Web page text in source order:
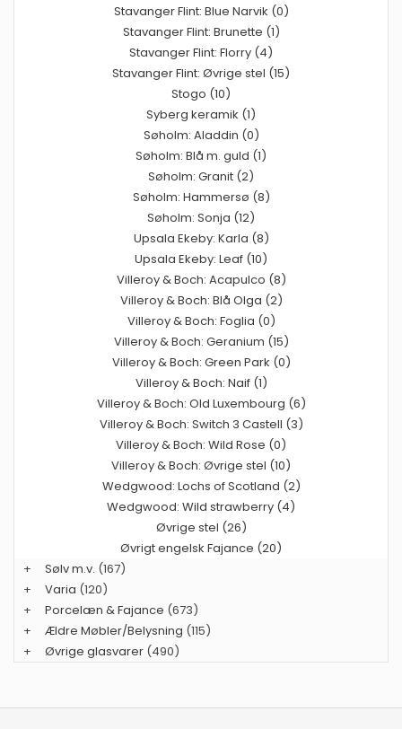
Stavanger Flint: Blue Narvik (0)
Stavanger Flint: Brunette (1)
Stavanger Flint: Florry (4)
Stavanger Flint: Øvrige stel (15)
Stogo (10)
Syberg keramik (1)
Søholm: Aladdin (0)
Søholm: Blå m. guld (1)
Søholm: Granit (2)
Søholm: Hammersø (8)
Søholm: Sonja (12)
Upsala Ekeby: Karla (8)
Upsala Ekeby: Leaf (10)
Villeroy & Boch: Acapulco (8)
Villeroy & Boch: Blå Olga (2)
Villeroy & Boch: Foglia (0)
Villeroy & Boch: Geranium (15)
Villeroy & Boch: Green Park (0)
Villeroy & Boch: Naif (1)
Villeroy & Boch: Old Luxembourg (6)
Villeroy & Boch: Switch 3 Castell (3)
Villeroy & Boch: Wild Rose (0)
Villeroy & Boch: Øvrige stel (10)
Wedgwood: Lochs of Scotland (2)
Wedgwood: Wild strawberry (4)
Øvrige stel (26)
Øvrigt engelsk Fajance (20)
+
Sølv m.v. (167)
+
Varia (120)
+
Porcelæn & Fajance (673)
+
Ældre Møbler/Belysning (115)
+
Øvrige glasvarer (490)